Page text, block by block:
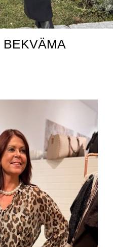
BEKVÄMA